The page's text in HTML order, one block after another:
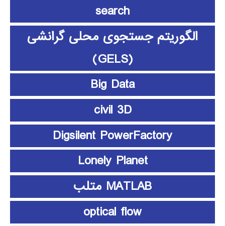
search
الگوریتم جستجوی محلی گرانشی
(GELS)
Big Data
civil 3D
Digsilent PowerFactory
Lonely Planet
MATLAB متلب
optical flow